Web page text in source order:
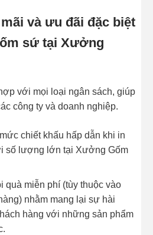
và ưu đãi đặc biệt
sứ tại Xưởng
với mọi loại ngân sách, giúp
công ty và doanh nghiệp.
chiết khấu hấp dẫn khi in
số lượng lớn tại Xưởng Gốm
quà miễn phí (tùy thuộc vào
nhằm mang lại sự hài
hàng với những sản phẩm